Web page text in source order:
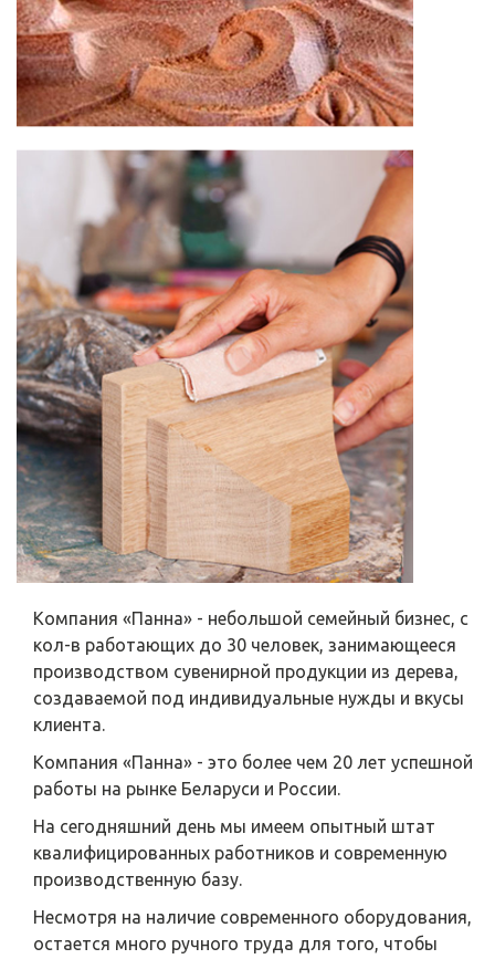
Компания «Панна» - небольшой семейный бизнес, с
кол-в работающих до 30 человек, занимающееся
производством сувенирной продукции из дерева,
создаваемой под индивидуальные нужды и вкусы
клиента.
Компания «Панна» - это более чем 20 лет успешной
работы на рынке Беларуси и России.
На сегодняшний день мы имеем опытный штат
квалифицированных работников и современную
производственную базу.
Несмотря на наличие современного оборудования,
остается много ручного труда для того, чтобы